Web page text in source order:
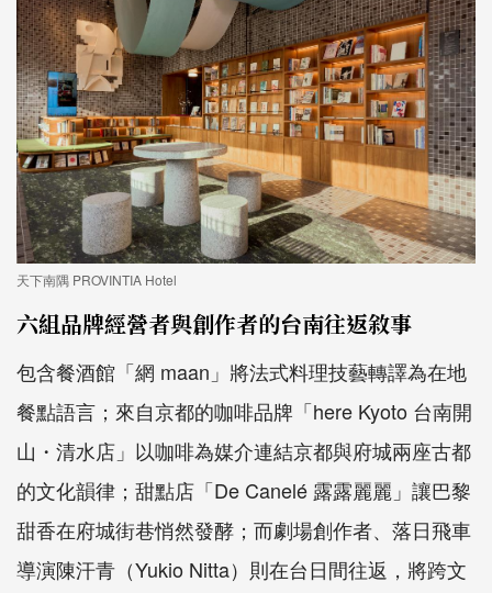
天下南隅 PROVINTIA Hotel
六組品牌經營者與創作者的台南往返敘事
包含餐酒館「網 maan」將法式料理技藝轉譯為在地
餐點語言；來自京都的咖啡品牌「here Kyoto 台南開
山・清水店」以咖啡為媒介連結京都與府城兩座古都
的文化韻律；甜點店「De Canelé 露露麗麗」讓巴黎
甜香在府城街巷悄然發酵；而劇場創作者、落日飛車
導演陳汗青（Yukio Nitta）則在台日間往返，將跨文